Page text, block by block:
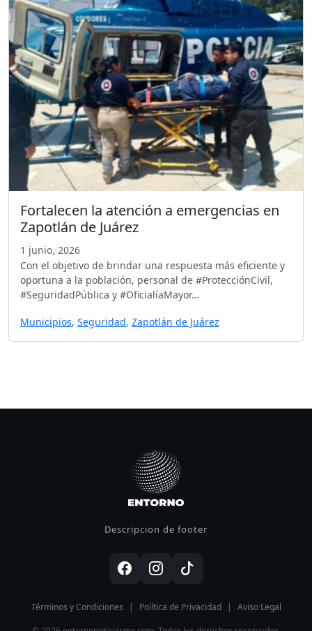
Fortalecen la atención a emergencias en
Zapotlán de Juárez
1 junio, 2026
Con el objetivo de brindar una respuesta más eficiente y
oportuna a la población, personal de #ProtecciónCivil,
#SeguridadPública y #OficialíaMayor…
Municipios, Seguridad, Zapotlán de Juárez
Descripcion de footer
Términos y Condiciones | Política de Privacidad |
Aviso Legal